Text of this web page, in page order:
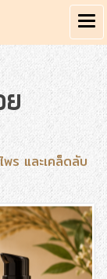
ย
ร และเคล็ดลับ